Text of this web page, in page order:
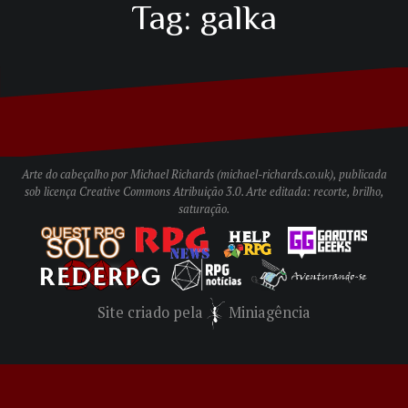
Tag: galka
Arte do cabeçalho por Michael Richards (michael-richards.co.uk), publicada
sob licença Creative Commons Atribuição 3.0. Arte editada: recorte, brilho,
saturação.
Site criado pela Miniagência